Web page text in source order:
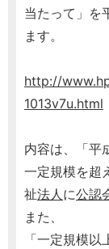
当たって」を
ます。
http://
1013v7u.html
内容は、「平
一定規模を超
祉法人に公認
また、
「一定規模以